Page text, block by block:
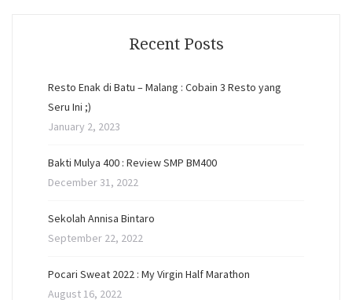
Recent Posts
Resto Enak di Batu – Malang : Cobain 3 Resto yang
Seru Ini ;)
January 2, 2023
Bakti Mulya 400 : Review SMP BM400
December 31, 2022
Sekolah Annisa Bintaro
September 22, 2022
Pocari Sweat 2022 : My Virgin Half Marathon
August 16, 2022